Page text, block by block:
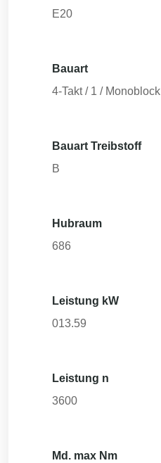
E20
Bauart
4-Takt / 1 / Monoblock
Bauart Treibstoff
B
Hubraum
686
Leistung kW
013.59
Leistung n
3600
Md. max Nm